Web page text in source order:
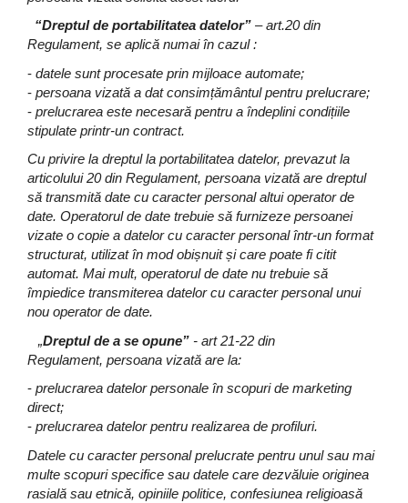
“Dreptul de portabilitatea datelor” – art.20 din
Regulament, se aplică numai în cazul :
- datele sunt procesate prin mijloace automate;
- persoana vizată a dat consimțământul pentru prelucrare;
- prelucrarea este necesară pentru a îndeplini condițiile
stipulate printr-un contract.
Cu privire la dreptul la portabilitatea datelor, prevazut la
articolului 20 din Regulament, persoana vizată are dreptul
să transmită date cu caracter personal altui operator de
date. Operatorul de date trebuie să furnizeze persoanei
vizate o copie a datelor cu caracter personal într-un format
structurat, utilizat în mod obișnuit și care poate fi citit
automat. Mai mult, operatorul de date nu trebuie să
împiedice transmiterea datelor cu caracter personal unui
nou operator de date.
„Dreptul de a se opune” - art 21-22 din
Regulament, persoana vizată are la:
- prelucrarea datelor personale în scopuri de marketing
direct;
- prelucrarea datelor pentru realizarea de profiluri.
Datele cu caracter personal prelucrate pentru unul sau mai
multe scopuri specifice sau datele care dezvăluie originea
rasială sau etnică, opiniile politice, confesiunea religioasă